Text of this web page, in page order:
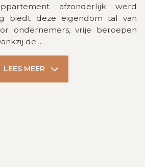
afzonderlijk werd
biedt deze eigendom tal van
ondernemers, vrije beroepen
de ...
LEES MEER